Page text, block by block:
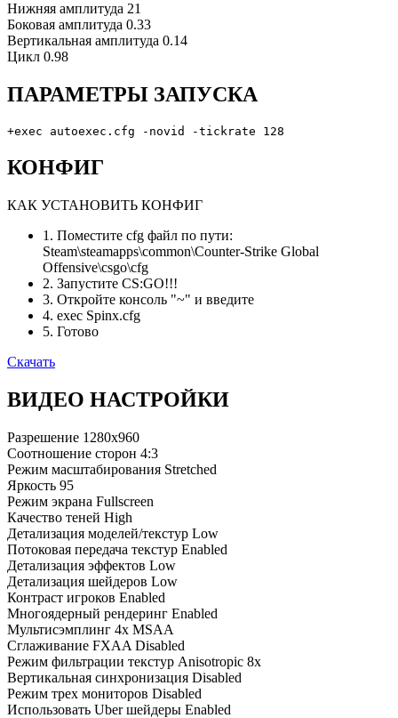
Нижняя амплитуда 21
Боковая амплитуда 0.33
Вертикальная амплитуда 0.14
Цикл 0.98
ПАРАМЕТРЫ ЗАПУСКА
+exec autoexec.cfg -novid -tickrate 128
КОНФИГ
КАК УСТАНОВИТЬ КОНФИГ
1. Поместите cfg файл по пути:
Steam\steamapps\common\Counter-Strike Global
Offensive\csgo\cfg
2. Запустите CS:GO!!!
3. Откройте консоль "~" и введите
4. exec Spinx.cfg
5. Готово
Скачать
ВИДЕО НАСТРОЙКИ
Разрешение 1280x960
Соотношение сторон 4:3
Режим масштабирования Stretched
Яркость 95
Режим экрана Fullscreen
Качество теней High
Детализация моделей/текстур Low
Потоковая передача текстур Enabled
Детализация эффектов Low
Детализация шейдеров Low
Контраст игроков Enabled
Многоядерный рендеринг Enabled
Мультисэмплинг 4x MSAA
Сглаживание FXAA Disabled
Режим фильтрации текстур Anisotropic 8x
Вертикальная синхронизация Disabled
Режим трех мониторов Disabled
Использовать Uber шейдеры Enabled